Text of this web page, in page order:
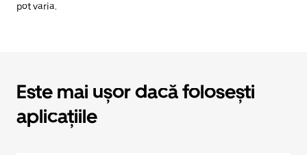
pot varia.
Este mai ușor dacă folosești
aplicațiile